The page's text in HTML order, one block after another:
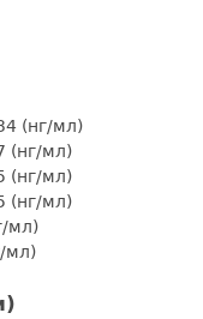
(нг/мл)
(нг/мл)
(нг/мл)
(нг/мл)
мл)
мл)